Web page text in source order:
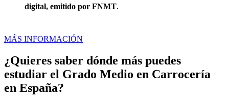
digital, emitido por FNMT.
MÁS INFORMACIÓN
¿Quieres saber dónde más puedes
estudiar el Grado Medio en Carrocería
en España?